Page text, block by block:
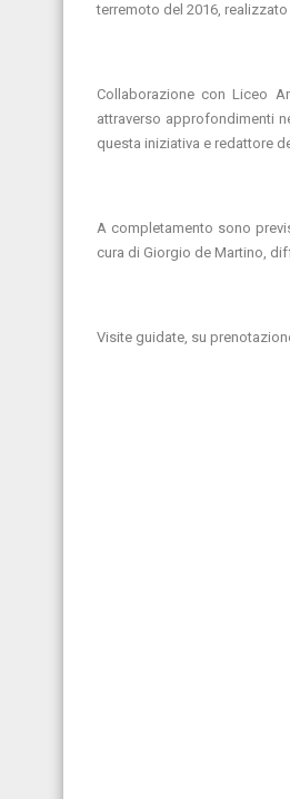
terremoto del 2016,
Collaborazione con Liceo
attraverso approfondimenti
questa iniziativa e redattore
A completamento sono
cura di Giorgio de Martino,
Visite guidate, su